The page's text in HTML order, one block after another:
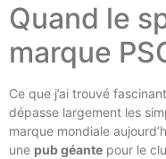
Quand le
marque
Ce que j’ai trouvé
dépasse largement les
marque mondiale
une pub géante pour le